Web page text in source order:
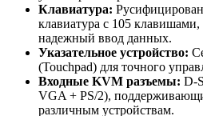
Клавиатура:
клавиатура с 105
надежный ввод данных.
Указательное устройство:
(Touchpad) для точного
Входные KVM разъемы: D-
VGA + PS/2),
различным устройствам.